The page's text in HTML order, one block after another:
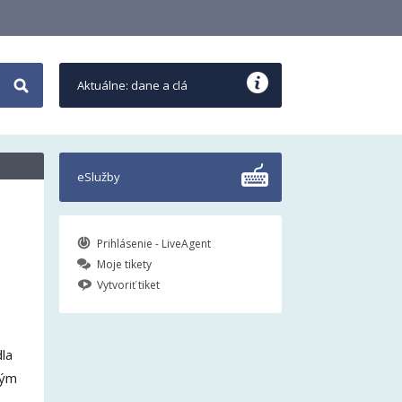
Aktuálne: dane a clá
eSlužby
Prihlásenie - LiveAgent
Moje tikety
Vytvoriť tiket